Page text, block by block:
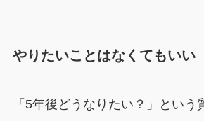
やりたいことはなくてもいい
「5年後どうなりたい？」という